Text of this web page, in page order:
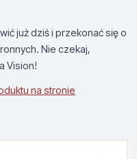
już dziś i przekonać się o
Nie czekaj,
Vision!
na stronie